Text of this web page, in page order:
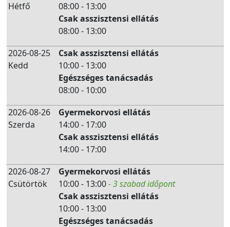
Hétfő
08:00 - 13:00
Csak asszisztensi ellátás
08:00 - 13:00
2026-08-25
Kedd
Csak asszisztensi ellátás
10:00 - 13:00
Egészséges tanácsadás
08:00 - 10:00
2026-08-26
Szerda
Gyermekorvosi ellátás
14:00 - 17:00
Csak asszisztensi ellátás
14:00 - 17:00
2026-08-27
Csütörtök
Gyermekorvosi ellátás
10:00 - 13:00- 3 szabad időpont
Csak asszisztensi ellátás
10:00 - 13:00
Egészséges tanácsadás